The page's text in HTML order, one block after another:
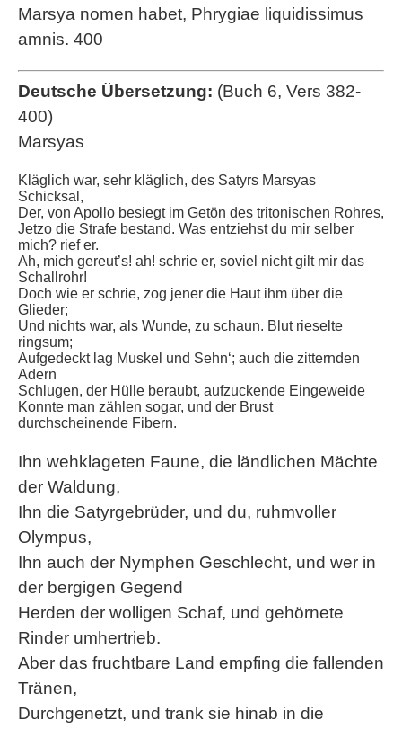
Marsya nomen habet, Phrygiae liquidissimus
amnis. 400
Deutsche Übersetzung: (Buch 6, Vers 382-
400)
Marsyas
Kläglich war, sehr kläglich, des Satyrs Marsyas
Schicksal,
Der, von Apollo besiegt im Getön des tritonischen Rohres,
Jetzo die Strafe bestand. Was entziehst du mir selber
mich? rief er.
Ah, mich gereut’s! ah! schrie er, soviel nicht gilt mir das
Schallrohr!
Doch wie er schrie, zog jener die Haut ihm über die
Glieder;
Und nichts war, als Wunde, zu schaun. Blut rieselte
ringsum;
Aufgedeckt lag Muskel und Sehn‘; auch die zitternden
Adern
Schlugen, der Hülle beraubt, aufzuckende Eingeweide
Konnte man zählen sogar, und der Brust
durchscheinende Fibern.
Ihn wehklageten Faune, die ländlichen Mächte
der Waldung,
Ihn die Satyrgebrüder, und du, ruhmvoller
Olympus,
Ihn auch der Nymphen Geschlecht, und wer in
der bergigen Gegend
Herden der wolligen Schaf, und gehörnete
Rinder umhertrieb.
Aber das fruchtbare Land empfing die fallenden
Tränen,
Durchgenetzt, und trank sie hinab in die